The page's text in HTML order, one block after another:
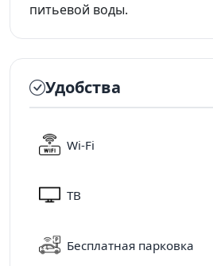
питьевой воды.
Удобства
Wi-Fi
ТВ
Бесплатная парковка